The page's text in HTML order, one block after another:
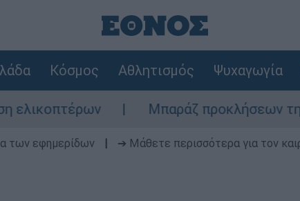
Κόσμος Αθλητισμός Ψυχαγωγία
Μπαράζ προκλήσεων της
των εφημερίδων ➔ Μάθετε περισσότερα για τον